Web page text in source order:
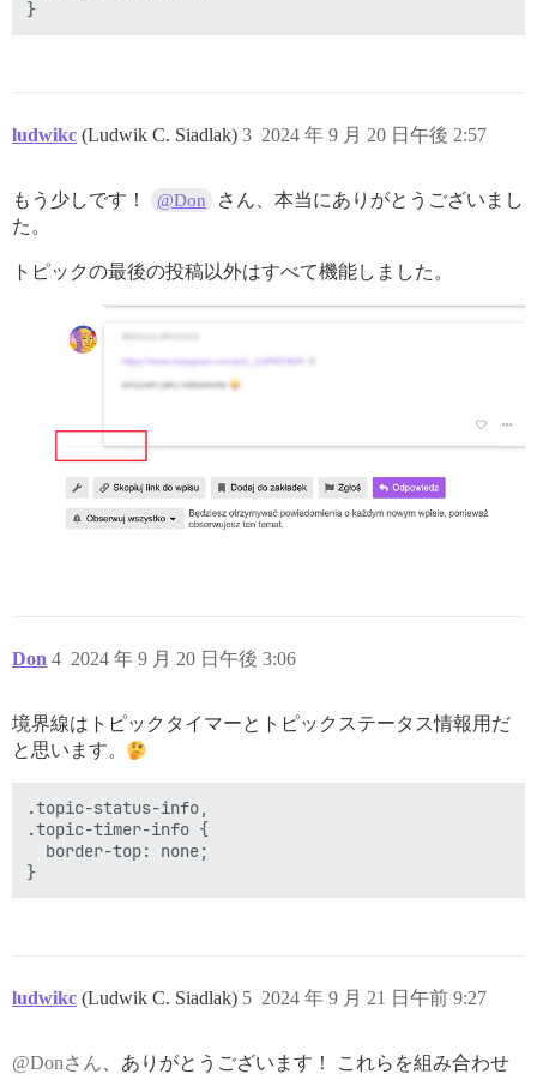
ludwikc (Ludwik C. Siadlak) 2024 年 9 月 20 日午後 2:57
3
もう少しです！ @Don
さん、本当にありがとうございまし
た。
トピックの最後の投稿以外はすべて機能しました。
Don 2024 年 9 月 20 日午後 3:06
4
境界線はトピックタイマーとトピックステータス情報用だ
と思います。
.topic-status-info,
.topic-timer-info {
  border-top: none;
ludwikc (Ludwik C. Siadlak) 2024 年 9 月 21 日午前 9:27
5
@Donさん 、ありがとうございます！ これらを組み合わせ